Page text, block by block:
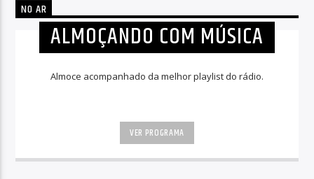
NO AR
ALMOÇANDO COM MÚSICA
Almoce acompanhado da melhor playlist do rádio.
VER PROGRAMA